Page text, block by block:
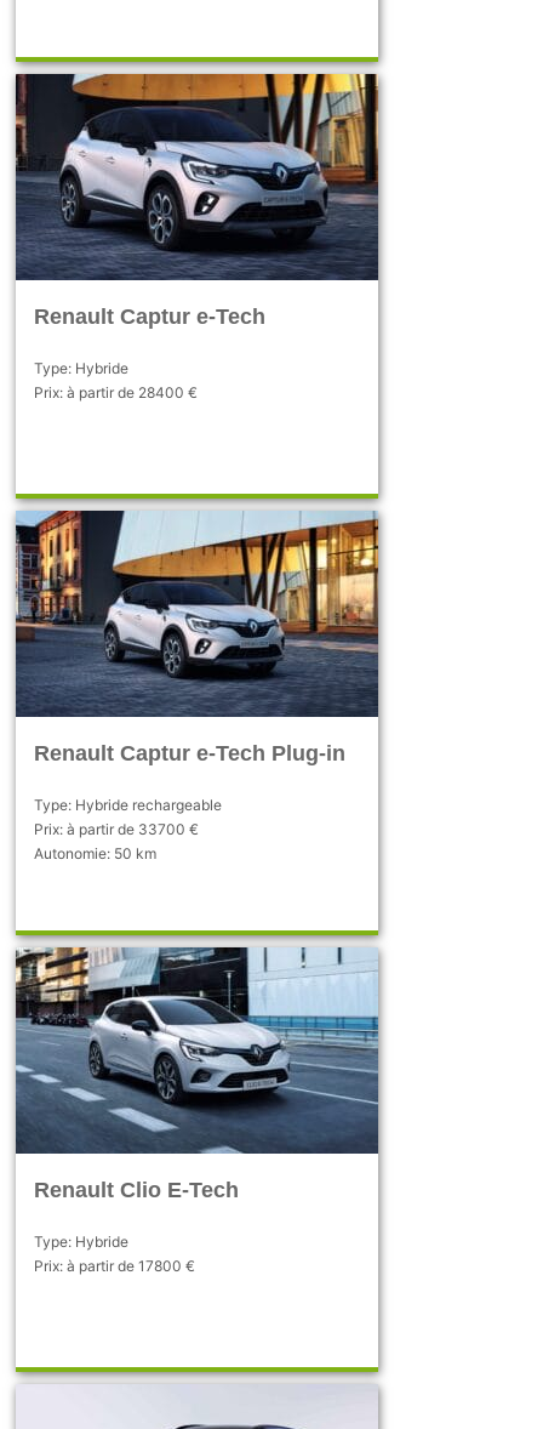
Renault Captur e-Tech
Type: Hybride
Prix: à partir de 28400 €
Renault Captur e-Tech Plug-in
Type: Hybride rechargeable
Prix: à partir de 33700 €
Autonomie: 50 km
Renault Clio E-Tech
Type: Hybride
Prix: à partir de 17800 €